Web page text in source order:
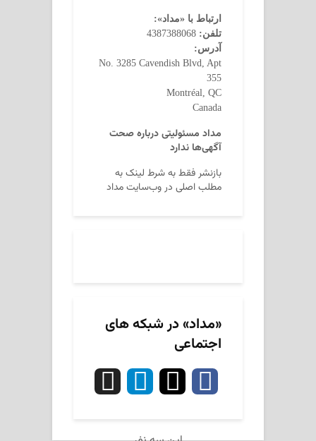
ارتباط با «مداد»:
تلفن:
آدرس:
No. 3285 Cavendish Blvd, Apt
355
Montréal, QC
Canada
مداد مسئولیتی درباره صحت
آگهی‌ها ندارد
بازنشر فقط به شرط لینک به
مطلب اصلی در وب‌سایت مداد
«مداد» در شبکه های
اجتماعی